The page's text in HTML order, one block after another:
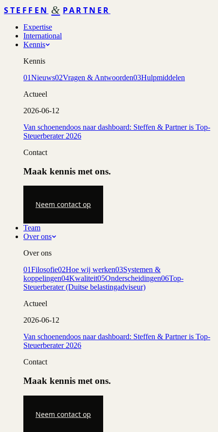
STEFFEN & PARTNER
Expertise
International
Kennis
Kennis
01Nieuws02Vragen & Antwoorden03Hulpmiddelen
Actueel
2026-06-12
Van schoenendoos naar dashboard: Steffen & Partner is Top-
Steuerberater 2026
Contact
Maak kennis met ons.
Neem contact op
Team
Over ons
Over ons
01Filosofie02Hoe wij werken03Systemen &
koppelingen04Kwaliteit05Onderscheidingen06Top-
Steuerberater (Duitse belastingadviseur)
Actueel
2026-06-12
Van schoenendoos naar dashboard: Steffen & Partner is Top-
Steuerberater 2026
Contact
Maak kennis met ons.
Neem contact op